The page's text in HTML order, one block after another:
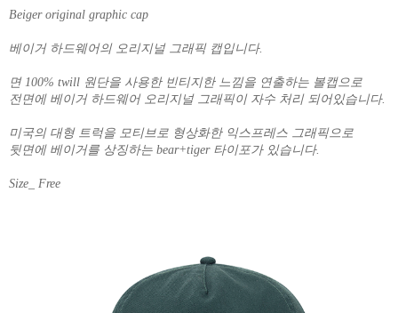
Beiger original graphic cap
베이거 하드웨어의 오리지널 그래픽 캡입니다.
면 100% twill 원단을 사용한 빈티지한 느낌을 연출하는 볼캡으로
전면에 베이거 하드웨어 오리지널 그래픽이 자수 처리 되어있습니다.
미국의 대형 트럭을 모티브로 형상화한 익스프레스 그래픽으로
뒷면에 베이거를 상징하는 bear+tiger 타이포가 있습니다.
Size_ Free